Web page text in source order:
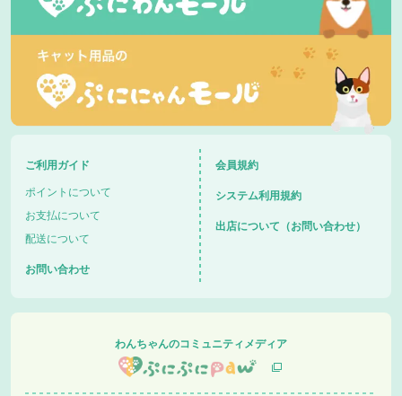
ご利用ガイド
ポイントについて
お支払について
配送について
お問い合わせ
会員規約
システム利用規約
出店について（お問い合わせ）
わんちゃんのコミュニティメディア